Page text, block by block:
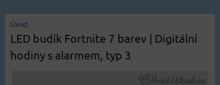
Úvod
LED budík Fortnite 7 barev | Digitální
hodiny s alarmem, typ 3